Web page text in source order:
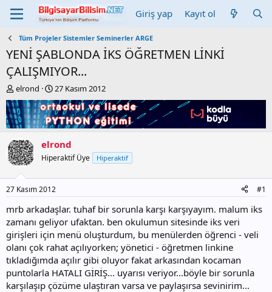
Giriş yap Kayıt ol
Tüm Projeler Sistemler Seminerler ARGE
YENİ ŞABLONDA İKS ÖĞRETMEN LİNKİ
ÇALIŞMIYOR...
K
o
n
b
u
y
u
b
a
ş
l
a
t
a
n
elrond
B
a
ş
l
a
n
ı
t
a
r
i
h
27 Kasım 2012
elrond
Hiperaktif Üye Hiperaktif
27 Kasım 2012 #1
mrb arkadaşlar. tuhaf bir sorunla karşı karşıyayım. malum iks
zamanı geliyor ufaktan. ben okulumun sitesinde iks veri
girişleri için menü oluşturdum, bu menülerden öğrenci - veli
olanı çok rahat açılıyorken; yönetici - öğretmen linkine
tıkladığımda açılır gibi oluyor fakat arkasından kocaman
puntolarla HATALI GİRİŞ... uyarısı veriyor...böyle bir sorunla
karşılaşıp çözüme ulaştıran varsa ve paylaşırsa sevinirim...